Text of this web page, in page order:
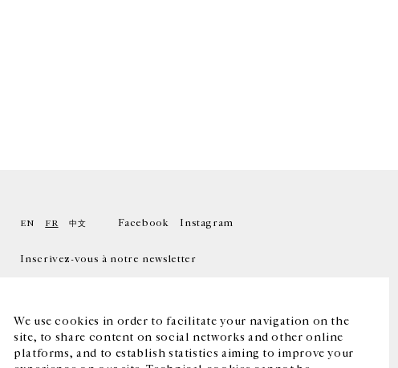
We use cookies in order to facilitate your navigation on the
site, to share content on social networks and other online
platforms, and to establish statistics aiming to improve your
EN FR 中文 Facebook Instagram
Inscrivez-vous à notre newsletter